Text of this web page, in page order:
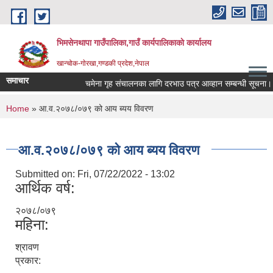
Skip to main content
भिमसेनथापा गाउँपालिका,गाउँ कार्यपालिकाकाे कार्यालय
खान्चोक-गाेरखा,गण्डकी प्रदेश,नेपाल
समाचार चमेना गृह संचालनका लागि दरभाउ पत्र आव्हान सम्बन्धी सूचना।
You are here
Home » आ.व.२०७८/०७९ को आय ब्यय विवरण
आ.व.२०७८/०७९ को आय ब्यय विवरण
Submitted on: Fri, 07/22/2022 - 13:02
आर्थिक वर्ष:
२०७८/०७९
महिना:
श्रावण
प्रकार: